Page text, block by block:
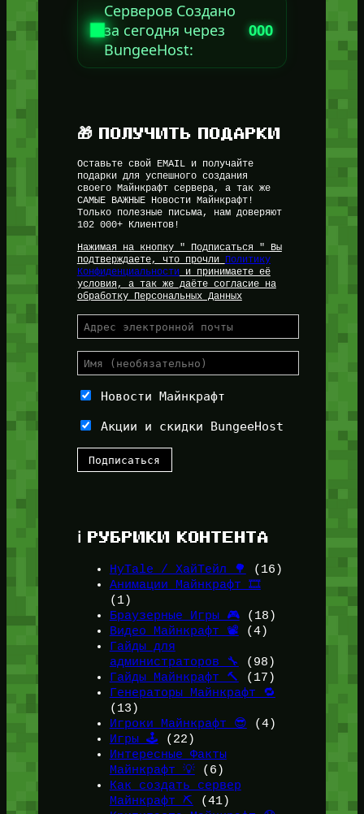
Серверов Создано
за сегодня через
BungeeHost:
000
🎁 ПОЛУЧИТЬ ПОДАРКИ
Оставьте свой EMAIL и получайте
подарки для успешного создания
своего Майнкрафт сервера, а так же
САМЫЕ ВАЖНЫЕ Новости Майнкрафт!
Только полезные письма, нам доверяют
102 000+ Клиентов!
Нажимая на кнопку " Подписаться " Вы
подтверждаете, что прочли
Политику
Конфиденциальностии принимаете её
условия, а так же даёте согласие на
обработку Персональных Данных
Новости Майнкрафт
Акции и скидки BungeeHost
ℹ️ РУБРИКИ КОНТЕНТА
HyTale / ХайТейл 🌳
(16)
Анимации Майнкрафт 🎞️
(1)
Браузерные Игры 🎮(18)
Видео Майнкрафт 📽️ (4)
Гайды для
администраторов 🔧
(98)
Гайды Майнкрафт 🔨
(17)
Генераторы Майнкрафт 🔁
(13)
Игроки Майнкрафт 😎 (4)
Игры 🕹️ (22)
Интересные Факты
Майнкрафт 💡(6)
Как создать сервер
Майнкрафт ⛏️ (41)